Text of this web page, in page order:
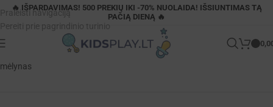
Praleisti navigaciją
Pereiti prie pagrindinio turinio
🔥 IŠPARDAVIMAS! 500 PREKIŲ IKI -70% NUOLAIDA! IŠSIUNTIMAS TĄ
PAČIĄ DIENĄ 🔥
Parduotuvė
BBH-718A elektrinis vaikiškas automobilis
mėlynas